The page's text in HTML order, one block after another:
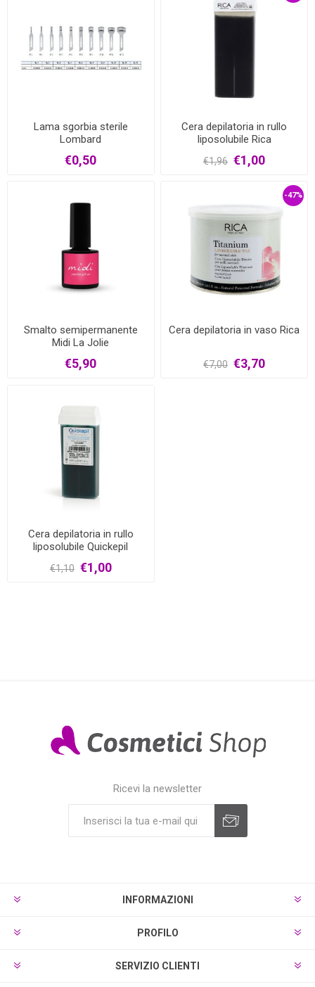
Lama sgorbia sterile
Lombard
€0,50
Cera depilatoria in rullo
liposolubile Rica
€1,96 €1,00
Smalto semipermanente
Midi La Jolie
€5,90
-47%
Cera depilatoria in vaso Rica
€7,00 €3,70
Cera depilatoria in rullo
liposolubile Quickepil
€1,10 €1,00
Ricevi la newsletter
INFORMAZIONI
PROFILO
SERVIZIO CLIENTI